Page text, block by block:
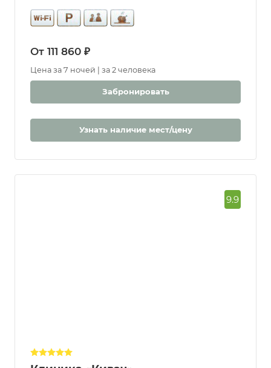
От 111 860 ₽
Цена за 7 ночей | за 2 человека
Забронировать
Узнать наличие мест/цену
9.9